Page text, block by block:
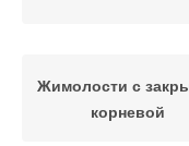
Жимолости с
корневой